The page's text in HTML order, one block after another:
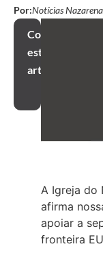
Por:Notícias
Compartilhar
este
artigo
A Igreja do
afirma
apoiar a
fronteira